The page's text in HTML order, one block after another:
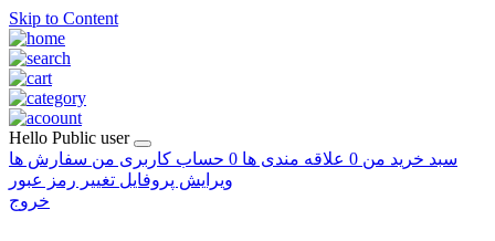
Skip to Content
Hello Public user
سبد خرید من 0 علاقه مندی ها 0 حساب کاربری من سفارش ها
ویرایش پروفایل تغییر رمز عبور
خروج